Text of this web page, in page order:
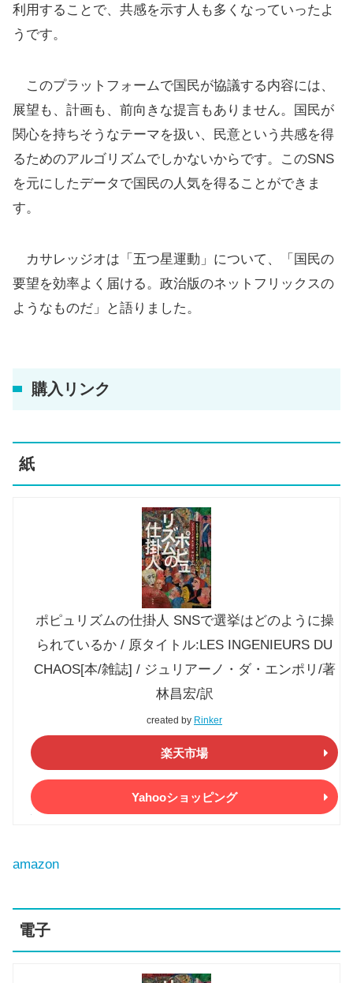
利用することで、共感を示す人も多くなっていったよ
うです。
このプラットフォームで国民が協議する内容には、
展望も、計画も、前向きな提言もありません。国民が
関心を持ちそうなテーマを扱い、民意という共感を得
るためのアルゴリズムでしかないからです。このSNS
を元にしたデータで国民の人気を得ることができま
す。
カサレッジオは「五つ星運動」について、「国民の
要望を効率よく届ける。政治版のネットフリックスの
ようなものだ」と語りました。
購入リンク
紙
ポピュリズムの仕掛人 SNSで選挙はどのように操
られているか / 原タイトル:LES INGENIEURS DU
CHAOS[本/雑誌] / ジュリアーノ・ダ・エンポリ/著
林昌宏/訳
created by Rinker
楽天市場
Yahooショッピング
amazon
電子